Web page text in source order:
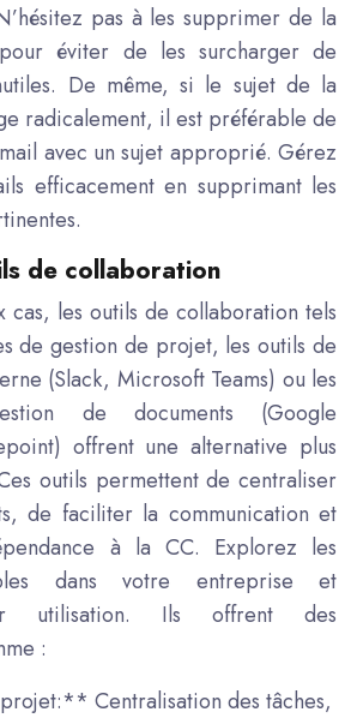
pas à les supprimer de la
pour éviter de les surcharger de
De même, si le sujet de la
radicalement, il est préférable de
avec un sujet approprié. Gérez
efficacement en supprimant les
de collaboration
cas, les outils de collaboration tels
de gestion de projet, les outils de
(Slack, Microsoft Teams) ou les
de documents (Google
offrent une alternative plus
outils permettent de centraliser
de faciliter la communication et
à la CC. Explorez les
dans votre entreprise et
utilisation. Ils offrent des
:
Centralisation des tâches,